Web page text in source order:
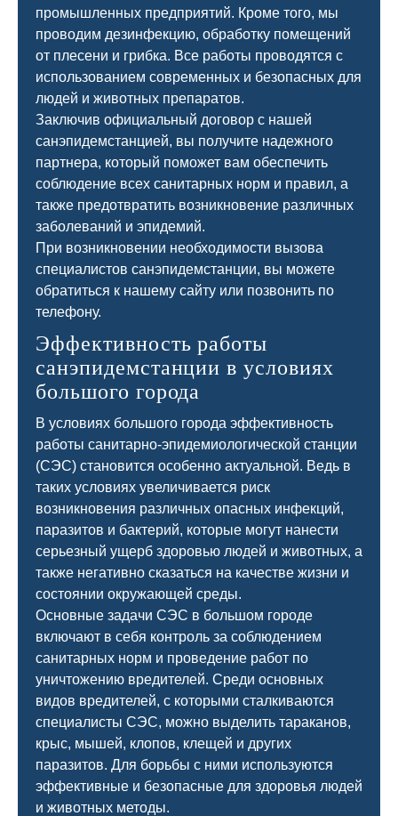
промышленных предприятий. Кроме того, мы
проводим дезинфекцию, обработку помещений
от плесени и грибка. Все работы проводятся с
использованием современных и безопасных для
людей и животных препаратов.
Заключив официальный договор с нашей
санэпидемстанцией, вы получите надежного
партнера, который поможет вам обеспечить
соблюдение всех санитарных норм и правил, а
также предотвратить возникновение различных
заболеваний и эпидемий.
При возникновении необходимости вызова
специалистов санэпидемстанции, вы можете
обратиться к нашему сайту или позвонить по
телефону.
Эффективность работы
санэпидемстанции в условиях
большого города
В условиях большого города эффективность
работы санитарно-эпидемиологической станции
(СЭС) становится особенно актуальной. Ведь в
таких условиях увеличивается риск
возникновения различных опасных инфекций,
паразитов и бактерий, которые могут нанести
серьезный ущерб здоровью людей и животных, а
также негативно сказаться на качестве жизни и
состоянии окружающей среды.
Основные задачи СЭС в большом городе
включают в себя контроль за соблюдением
санитарных норм и проведение работ по
уничтожению вредителей. Среди основных
видов вредителей, с которыми сталкиваются
специалисты СЭС, можно выделить тараканов,
крыс, мышей, клопов, клещей и других
паразитов. Для борьбы с ними используются
эффективные и безопасные для здоровья людей
и животных методы.